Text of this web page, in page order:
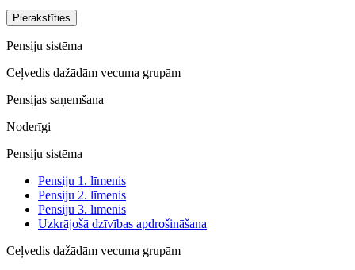
Pierakstīties
Pensiju sistēma
Ceļvedis dažādām vecuma grupām
Pensijas saņemšana
Noderīgi
Pensiju sistēma
Pensiju 1. līmenis
Pensiju 2. līmenis
Pensiju 3. līmenis
Uzkrājošā dzīvības apdrošināšana
Ceļvedis dažādām vecuma grupām